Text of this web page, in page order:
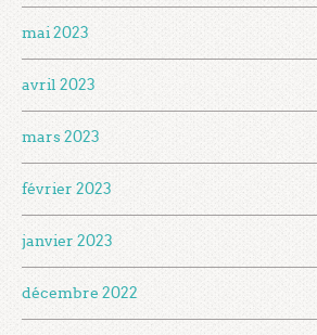
mai 2023
avril 2023
mars 2023
février 2023
janvier 2023
décembre 2022